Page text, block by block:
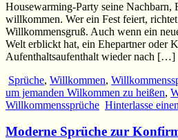
Housewarming-Party seine Nachbarn,
willkommen. Wer ein Fest feiert, richtet
Willkommensgruß. Auch wenn ein
Welt erblickt hat, ein Ehepartner oder
Aufenthaltsaufenthalt wieder nach […]
Sprüche, Willkommen,
um jemanden Wilkommen zu heißen,
Willkommenssprüche Hinterlasse
Moderne Sprüche zur